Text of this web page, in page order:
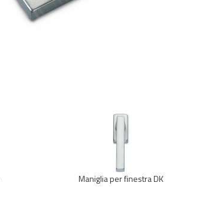
Maniglia per finestra DK